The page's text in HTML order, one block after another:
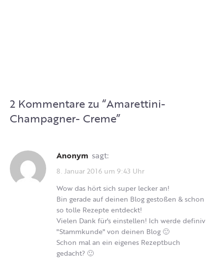
2 Kommentare zu “Amarettini-
Champagner- Creme”
Anonym sagt:
8. Januar 2016 um 9:43 Uhr
Wow das hört sich super lecker an!
Bin gerade auf deinen Blog gestoßen & schon
so tolle Rezepte entdeckt!
Vielen Dank für's einstellen! Ich werde definiv
"Stammkunde" von deinen Blog 🙂
Schon mal an ein eigenes Rezeptbuch
gedacht? 🙂